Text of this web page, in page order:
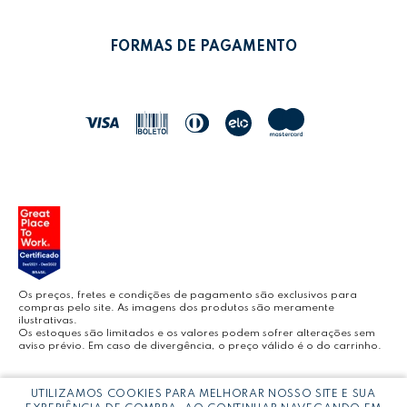
POLÍTICA DE TROCAS
BLOG LEONORA
FORMAS DE PAGAMENTO
Os preços, fretes e condições de pagamento são exclusivos para
compras pelo site. As imagens dos produtos são meramente
ilustrativas.
Os estoques são limitados e os valores podem sofrer alterações sem
aviso prévio. Em caso de divergência, o preço válido é o do carrinho.
Copyright © LEONORA COMERCIO INTERNACIONAL LTDA - CNPJ:
03.064.692/0005-53
UTILIZAMOS COOKIES PARA MELHORAR NOSSO SITE E SUA